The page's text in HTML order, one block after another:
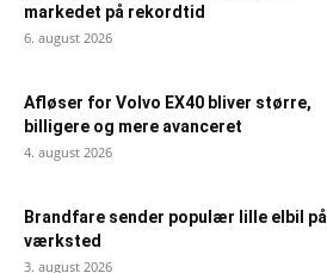
markedet på rekordtid
6. august 2026
Afløser for Volvo EX40 bliver større,
billigere og mere avanceret
4. august 2026
Brandfare sender populær lille elbil på
værksted
3. august 2026